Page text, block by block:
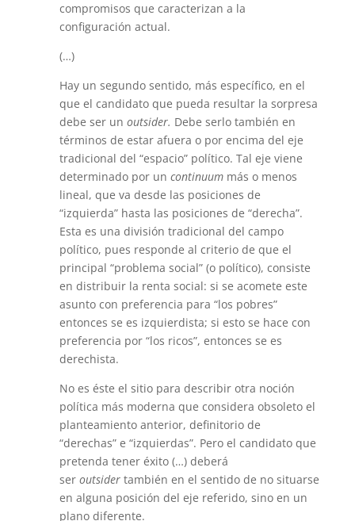
compromisos que caracterizan a la
configuración actual.
(…)
Hay un segundo sentido, más específico, en el
que el candidato que pueda resultar la sorpresa
debe ser un outsider. Debe serlo también en
términos de estar afuera o por encima del eje
tradicional del “espacio” polí­tico. Tal eje viene
determinado por un continuum más o menos
lineal, que va desde las posiciones de
“izquierda” hasta las posiciones de “derecha”.
Esta es una división tradicional del campo
político, pues responde al criterio de que el
principal “problema social” (o político), consiste
en distribuir la renta social: si se acomete este
asunto con preferencia para “los pobres”
entonces se es izquierdista; si esto se hace con
preferencia por “los ricos”, entonces se es
derechista.
No es éste el sitio para describir otra noción
política más moderna que considera obsoleto el
planteamiento anterior, definitorio de
“derechas” e “izquierdas”. Pero el candidato que
pretenda tener éxito (…) deberá
ser outsider también en el sentido de no situarse
en alguna posición del eje referido, sino en un
plano diferente.